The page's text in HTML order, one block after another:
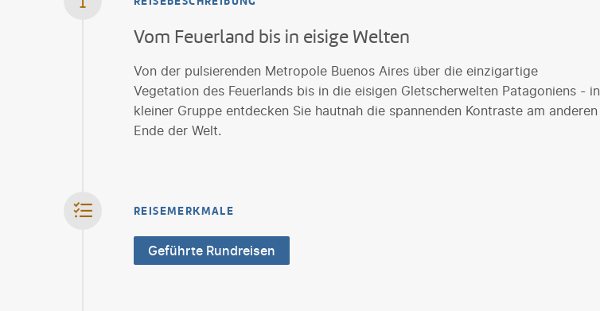
Vom Feuerland bis in eisige Welten
Von der pulsierenden Metropole Buenos Aires über die einzigartige
Vegetation des Feuerlands bis in die eisigen Gletscherwelten Patagoniens - in
kleiner Gruppe entdecken Sie hautnah die spannenden Kontraste am anderen
Ende der Welt.
REISEMERKMALE
Geführte Rundreisen